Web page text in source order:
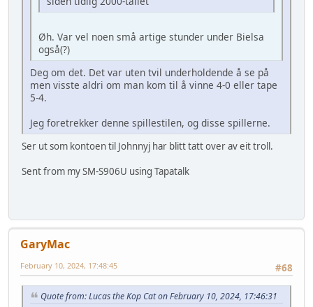
Øh. Var vel noen små artige stunder under Bielsa
også(?)
Deg om det. Det var uten tvil underholdende å se på
men visste aldri om man kom til å vinne 4-0 eller tape
5-4.
Jeg foretrekker denne spillestilen, og disse spillerne.
Ser ut som kontoen til Johnnyj har blitt tatt over av eit troll.
Sent from my SM-S906U using Tapatalk
GaryMac
#68
February 10, 2024, 17:48:45
Quote from: Lucas the Kop Cat on February 10, 2024, 17:46:31